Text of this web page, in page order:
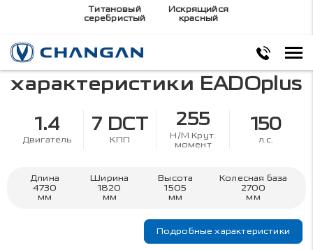
Титановый
серебристый
Искрящийся
красный
Технические
характеристики EADOplus
1.4
Двигатель
7 DCT
КПП
255
Н/М Крут.
момент
150
л.с.
Длина
4730
мм
Ширина
1820
мм
Высота
1505
мм
Колесная база
2700
мм
Подробные характеристики